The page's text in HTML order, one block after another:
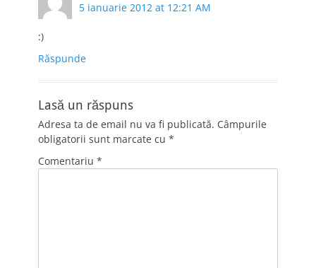
5 ianuarie 2012 at 12:21 AM
:)
Răspunde
Lasă un răspuns
Adresa ta de email nu va fi publicată. Câmpurile
obligatorii sunt marcate cu *
Comentariu *